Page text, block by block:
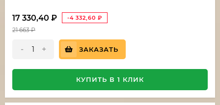
17 330,40 ₽ -4 332,60 ₽
21 663₽
- + ЗАКАЗАТЬ
КУПИТЬ В 1 КЛИК